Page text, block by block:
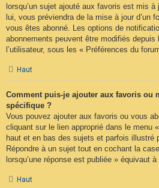
lorsqu’un sujet ajouté aux favoris est mis à
lui, vous préviendra de la mise à jour d’un
vous êtes abonné. Les options de
abonnements peuvent être modifiés depuis
l’utilisateur, sous les « Préférences du
Haut
Comment puis-je ajouter aux favoris ou
spécifique ?
Vous pouvez ajouter aux favoris ou vous
cliquant sur le lien approprié dans le menu
haut et en bas des sujets et parfois illustré
Répondre à un sujet tout en cochant la
lorsqu’une réponse est publiée » équivaut
Haut